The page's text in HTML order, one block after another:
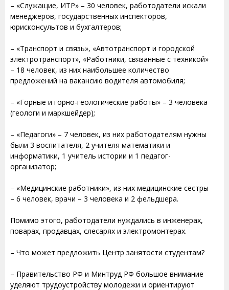
– «Служащие, ИТР» – 30 человек, работодатели искали
менеджеров, государственных инспекторов,
юрисконсультов и бухгалтеров;
– «Транспорт и связь», «Автотранспорт и городской
электротранспорт», «Работники, связанные с техникой»
– 18 человек, из них наибольшее количество
предложений на вакансию водителя автомобиля;
– «Горные и горно-геологические работы» – 3 человека
(геологи и маркшейдер);
– «Педагоги» – 7 человек, из них работодателям нужны
были 3 воспитателя, 2 учителя математики и
информатики, 1 учитель истории и 1 педагог-
организатор;
– «Медицинские работники», из них медицинские сестры
– 6 человек, врачи – 3 человека и 2 фельдшера.
Помимо этого, работодатели нуждались в инженерах,
поварах, продавцах, слесарях и электромонтерах.
– Что может предложить Центр занятости студентам?
– Правительство РФ и Минтруд РФ большое внимание
уделяют трудоустройству молодежи и ориентируют